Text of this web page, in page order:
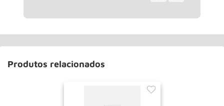
Produtos relacionados